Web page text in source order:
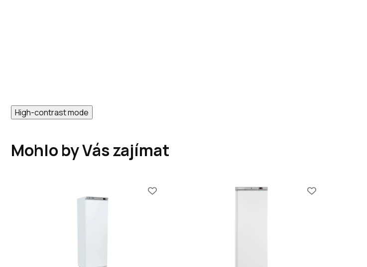
High-contrast mode
Mohlo by Vás zajímat